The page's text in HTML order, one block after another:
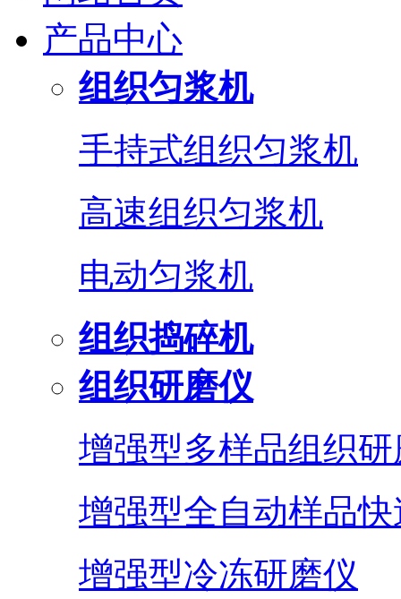
产品中心
组织匀浆机
手持式组织匀浆机
高速组织匀浆机
电动匀浆机
组织捣碎机
组织研磨仪
增强型多样品组织
增强型全自动样品
增强型冷冻研磨仪